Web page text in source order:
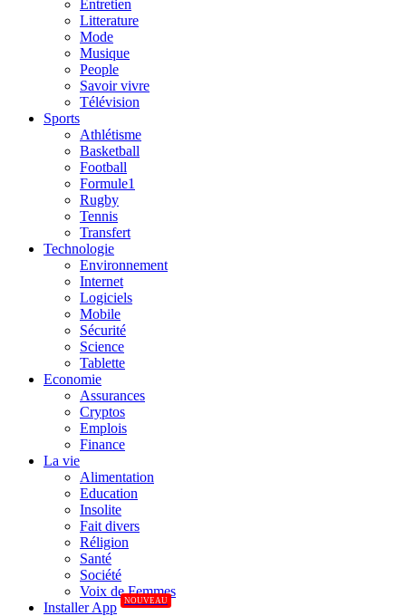
Entretien
Litterature
Mode
Musique
People
Savoir vivre
Télévision
Sports
Athlétisme
Basketball
Football
Formule1
Rugby
Tennis
Transfert
Technologie
Environnement
Internet
Logiciels
Mobile
Sécurité
Science
Tablette
Economie
Assurances
Cryptos
Emplois
Finance
La vie
Alimentation
Education
Insolite
Fait divers
Réligion
Santé
Société
Voix de Femmes
Installer App
NOUVEAU